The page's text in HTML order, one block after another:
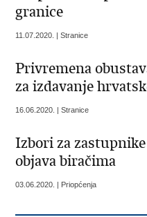
granice
11.07.2020. | Stranice
Privremena
za izdavanje
16.06.2020. | Stranice
Izbori za
objava biračima
03.06.2020. | Priopćenja